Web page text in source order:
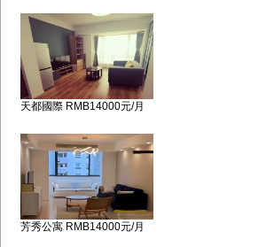
天都國際 RMB14000元/月
芳秀公寓 RMB14000元/月